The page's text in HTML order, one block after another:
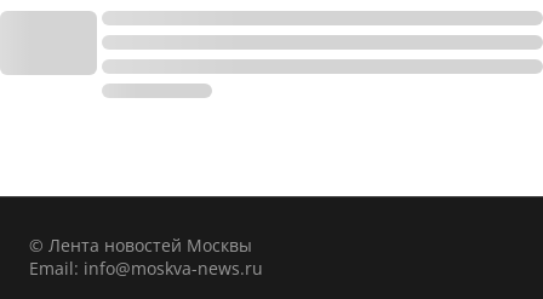
© Лента новостей Москвы
Email: info@moskva-news.ru